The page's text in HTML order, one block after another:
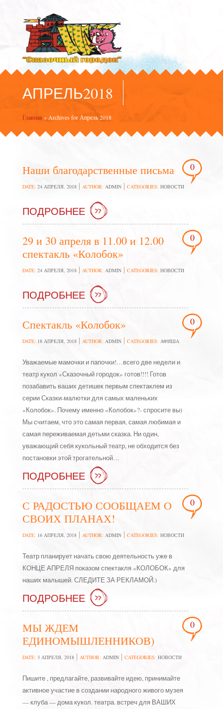
АПРЕЛЬ2018
Главная »Archives for Апрель 2018
Наши благодарственные письма
DATE: 24 АПРЕЛЯ, 2018 AUTHOR: ADMIN CATEGORIES: НОВОСТИ
0
ПОДРОБНЕЕ
29 и 30 апреля в 11.00 и 12.00
спектакль «Колобок»
DATE: 24 АПРЕЛЯ, 2018 AUTHOR: ADMIN CATEGORIES: НОВОСТИ
0
ПОДРОБНЕЕ
Спектакль «Колобок»
DATE: 18 АПРЕЛЯ, 2018 AUTHOR: ADMIN CATEGORIES: АФИША
0
Уважаемые мамочки и папочки!…всего две недели и
театр кукол «Сказочный городок» готов!!!! Готов
позабавить ваших детишек первым спектаклем из
серии Сказки-малютки для самых маленьких
«Колобок». Почему именно «Колобок»?- спросите вы)
Мы считаем, что это самая первая, самая любимая и
самая переживаемая детьми сказка. Ни один,
уважающий себя кукольный театр, не обходится без
постановки этой трогательной…
ПОДРОБНЕЕ
С РАДОСТЬЮ СООБЩАЕМ О
СВОИХ ПЛАНАХ!
DATE: 16 АПРЕЛЯ, 2018 AUTHOR: ADMIN CATEGORIES: НОВОСТИ
0
Театр планирует начать свою деятельность уже в
КОНЦЕ АПРЕЛЯ показом спектакля «КОЛОБОК» для
наших малышей. СЛЕДИТЕ ЗА РЕКЛАМОЙ.)
ПОДРОБНЕЕ
МЫ ЖДЕМ
ЕДИНОМЫШЛЕННИКОВ)
DATE: 3 АПРЕЛЯ, 2018 AUTHOR: ADMIN CATEGORIES: НОВОСТИ
0
Пишите , предлагайте, развивайте идею, принимайте
активное участие в создании народного живого музея
— клуба — дома кукол. театра. встреч для ВАШИХ